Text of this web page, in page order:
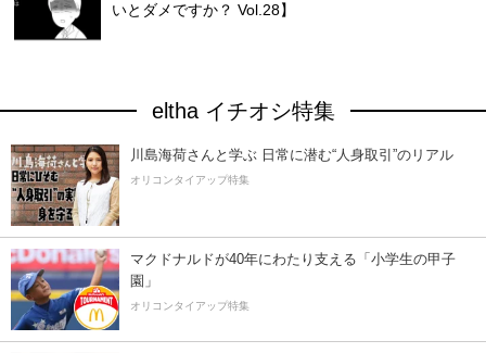
いとダメですか？ Vol.28】
eltha イチオシ特集
川島海荷さんと学ぶ 日常に潜む“人身取引”のリアル
オリコンタイアップ特集
マクドナルドが40年にわたり支える「小学生の甲子
園」
オリコンタイアップ特集